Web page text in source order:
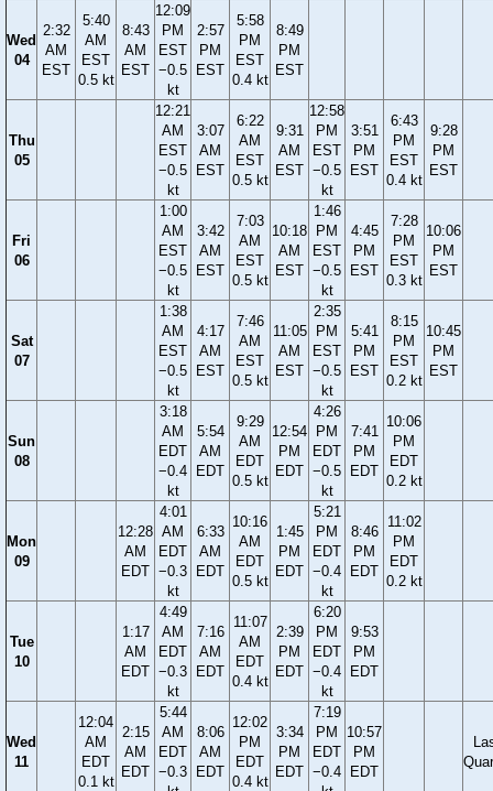
Wed
04
2:32
AM
EST
5:40
AM
EST
0.5 kt
8:43
AM
EST
12:09
PM
EST
−0.5
kt
2:57
PM
EST
5:58
PM
EST
0.4 kt
8:49
PM
EST
Thu
05
12:21
AM
EST
−0.5
kt
3:07
AM
EST
6:22
AM
EST
0.5 kt
9:31
AM
EST
12:58
PM
EST
−0.5
kt
3:51
PM
EST
6:43
PM
EST
0.4 kt
9:28
PM
EST
Fri
06
1:00
AM
EST
−0.5
kt
3:42
AM
EST
7:03
AM
EST
0.5 kt
10:18
AM
EST
1:46
PM
EST
−0.5
kt
4:45
PM
EST
7:28
PM
EST
0.3 kt
10:06
PM
EST
Sat
07
1:38
AM
EST
−0.5
kt
4:17
AM
EST
7:46
AM
EST
0.5 kt
11:05
AM
EST
2:35
PM
EST
−0.5
kt
5:41
PM
EST
8:15
PM
EST
0.2 kt
10:45
PM
EST
Sun
08
3:18
AM
EDT
−0.4
kt
5:54
AM
EDT
9:29
AM
EDT
0.5 kt
12:54
PM
EDT
4:26
PM
EDT
−0.5
kt
7:41
PM
EDT
10:06
PM
EDT
0.2 kt
Mon
09
12:28
AM
EDT
4:01
AM
EDT
−0.3
kt
6:33
AM
EDT
10:16
AM
EDT
0.5 kt
1:45
PM
EDT
5:21
PM
EDT
−0.4
kt
8:46
PM
EDT
11:02
PM
EDT
0.2 kt
Tue
10
1:17
AM
EDT
4:49
AM
EDT
−0.3
kt
7:16
AM
EDT
11:07
AM
EDT
0.4 kt
2:39
PM
EDT
6:20
PM
EDT
−0.4
kt
9:53
PM
EDT
Wed
11
12:04
AM
EDT
0.1 kt
2:15
AM
EDT
5:44
AM
EDT
−0.3
8:06
AM
EDT
12:02
PM
EDT
0.4 kt
3:34
PM
EDT
7:19
PM
EDT
−0.4
10:57
PM
EDT